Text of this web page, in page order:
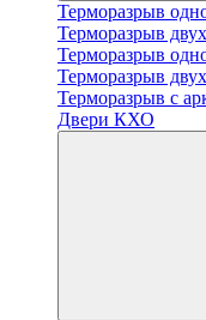
Терморазрыв
Терморазрыв
Терморазрыв
Терморазрыв
Терморазрыв с
Двери КХО